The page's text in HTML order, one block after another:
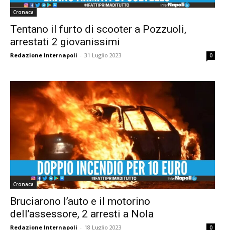
Cronaca
Tentano il furto di scooter a Pozzuoli,
arrestati 2 giovanissimi
Redazione Internapoli - 31 Luglio 2023 0
Cronaca
Bruciarono l’auto e il motorino
dell’assessore, 2 arresti a Nola
Redazione Internapoli - 18 Luglio 2023 0